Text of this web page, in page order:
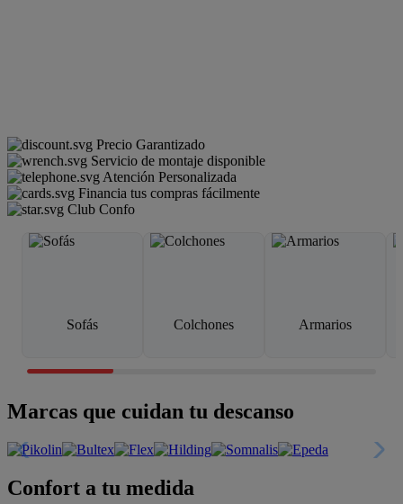
Precio Garantizado
Servicio de montaje disponible
Atención Personalizada
Financia tus compras fácilmente
Club Confo
Sofás Colchones Armarios
Marcas que cuidan tu descanso
Confort a tu medida